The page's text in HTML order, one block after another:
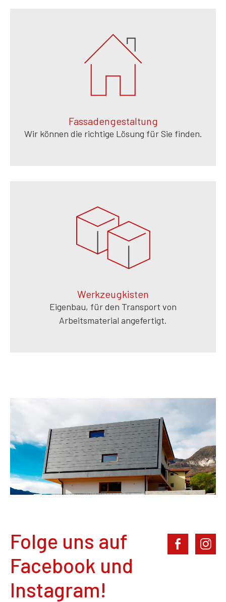
Fassadengestaltung
Wir können die richtige Lösung für Sie finden.
Werkzeugkisten
Eigenbau, für den Transport von
Arbeitsmaterial angefertigt.
Folge uns auf
Facebook und
Instagram!